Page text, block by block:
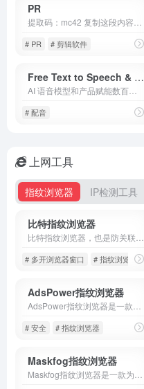
PR
# PR # 剪辑软件
Free Text to Speech & AI Voice Generator
# 配音
上网工具
指纹浏览器 IP检测工具
比特指纹浏览器
# 多开浏览器窗口 # 指纹浏览器
AdsPower指纹浏览器
# 安全 # 指纹浏览器
Maskfog指纹浏览器